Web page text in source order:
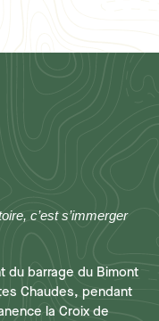
c’est s’immerger
du barrage du Bimont
Chaudes, pendant
la Croix de